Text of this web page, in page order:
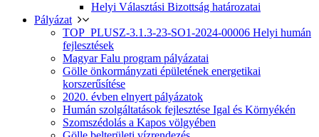
Helyi Választási Bizottság határozatai
Pályázat
TOP_PLUSZ-3.1.3-23-SO1-2024-00006 Helyi humán
fejlesztések
Magyar Falu program pályázatai
Gölle önkormányzati épületének energetikai
korszerűsítése
2020. évben elnyert pályázatok
Humán szolgáltatások fejlesztése Igal és Környékén
Szomszédolás a Kapos völgyében